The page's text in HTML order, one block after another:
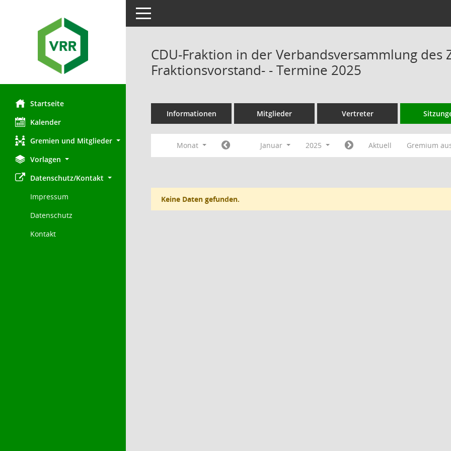
Startseite
Kalender
Gremien und Mitglieder
Vorlagen
Datenschutz/Kontakt
Impressum
Datenschutz
Kontakt
Toggle navigation
CDU-Fraktion in der Verbandsversammlung des
Fraktionsvorstand- - Termine 2025
Informationen Mitglieder Vertreter
Monat Januar 2025 Aktuell Gremium
Keine Daten gefunden.